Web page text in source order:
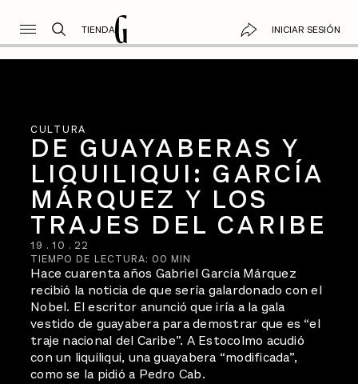
TIENDA INICIAR SESIÓN
CULTURA
DE GUAYABERAS Y
LIQUILIQUI: GARCÍA
MÁRQUEZ Y LOS
TRAJES DEL CARIBE
19 . 10 . 22
TIEMPO DE LECTURA: 00 MIN
Hace cuarenta años Gabriel García Márquez
recibió la noticia de que sería galardonado con el
Nobel. El escritor anunció que iría a la gala
vestido de guayabera para demostrar que es “el
traje nacional del Caribe”. A Estocolmo acudió
con un liquiliqui, una guayabera “modificada”,
como se la pidió a Pedro Cab.